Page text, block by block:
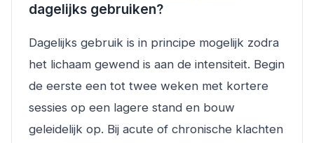
dagelijks gebruiken?
Dagelijks gebruik is in principe mogelijk zodra
het lichaam gewend is aan de intensiteit. Begin
de eerste een tot twee weken met kortere
sessies op een lagere stand en bouw
geleidelijk op. Bij acute of chronische klachten